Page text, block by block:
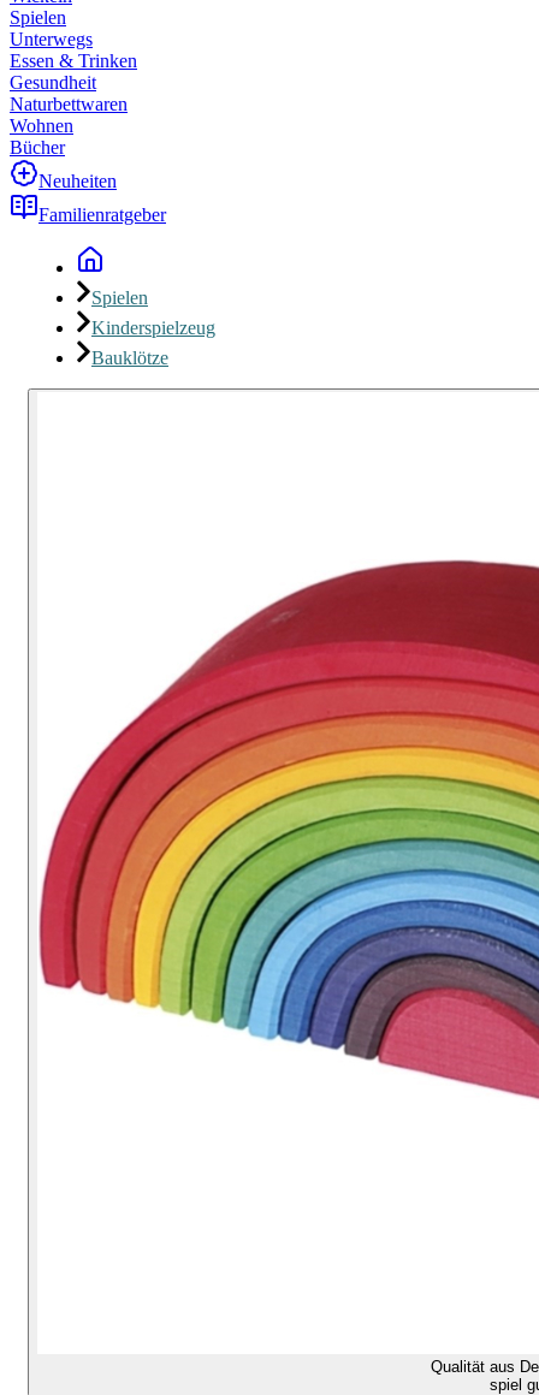
Spielen
Unterwegs
Essen & Trinken
Gesundheit
Naturbettwaren
Wohnen
Bücher
Neuheiten
Familienratgeber
Spielen
Kinderspielzeug
Bauklötze
Qualität aus
spiel